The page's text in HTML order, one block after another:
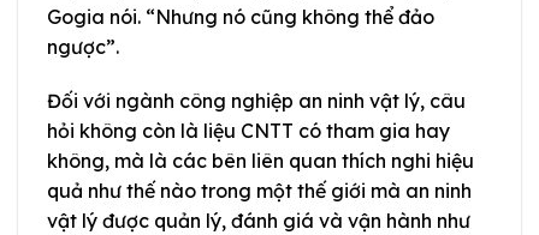
Gogia nói. “Nhưng nó cũng không thể đảo
ngược”.
Đối với ngành công nghiệp an ninh vật lý, câu
hỏi không còn là liệu CNTT có tham gia hay
không, mà là các bên liên quan thích nghi hiệu
quả như thế nào trong một thế giới mà an ninh
vật lý được quản lý, đánh giá và vận hành như